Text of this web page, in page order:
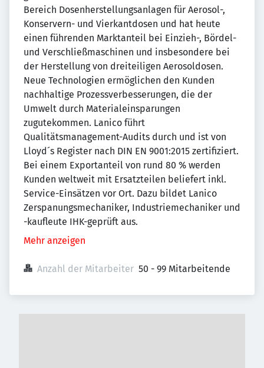
Bereich Dosenherstellungsanlagen für Aerosol-,
Konservern- und Vierkantdosen und hat heute
einen führenden Marktanteil bei Einzieh-, Bördel-
und Verschließmaschinen und insbesondere bei
der Herstellung von dreiteiligen Aerosoldosen.
Neue Technologien ermöglichen den Kunden
nachhaltige Prozessverbesserungen, die der
Umwelt durch Materialeinsparungen
zugutekommen. Lanico führt
Qualitätsmanagement-Audits durch und ist von
Lloyd´s Register nach DIN EN 9001:2015 zertifiziert.
Bei einem Exportanteil von rund 80 % werden
Kunden weltweit mit Ersatzteilen beliefert inkl.
Service-Einsätzen vor Ort. Dazu bildet Lanico
Zerspanungsmechaniker, Industriemechaniker und
-kaufleute IHK-geprüft aus.
Mehr anzeigen
Anzahl der Mitarbeiter 50 - 99 Mitarbeitende